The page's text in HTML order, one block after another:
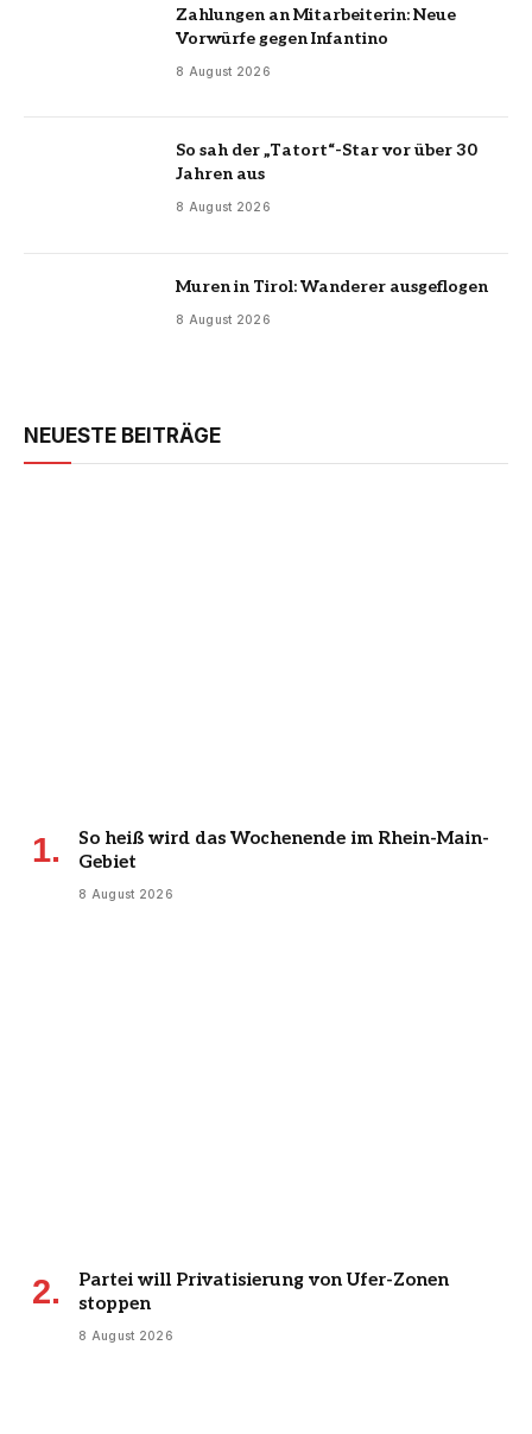
Zahlungen an Mitarbeiterin: Neue
Vorwürfe gegen Infantino
8 August 2026
So sah der „Tatort“-Star vor über 30
Jahren aus
8 August 2026
Muren in Tirol: Wanderer ausgeflogen
8 August 2026
NEUESTE BEITRÄGE
So heiß wird das Wochenende im Rhein-Main-
Gebiet
8 August 2026
Partei will Privatisierung von Ufer-Zonen
stoppen
8 August 2026